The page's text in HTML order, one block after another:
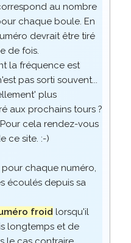
au nombre
chaque boule. En
devrait être tiré
de fois.
la fréquence est
pas sorti souvent...
plus
aux prochains tours ?
cela rendez-vous
ce site. :-)
chaque numéro,
écoulés depuis sa
froid lorsqu'il
longtemps et de